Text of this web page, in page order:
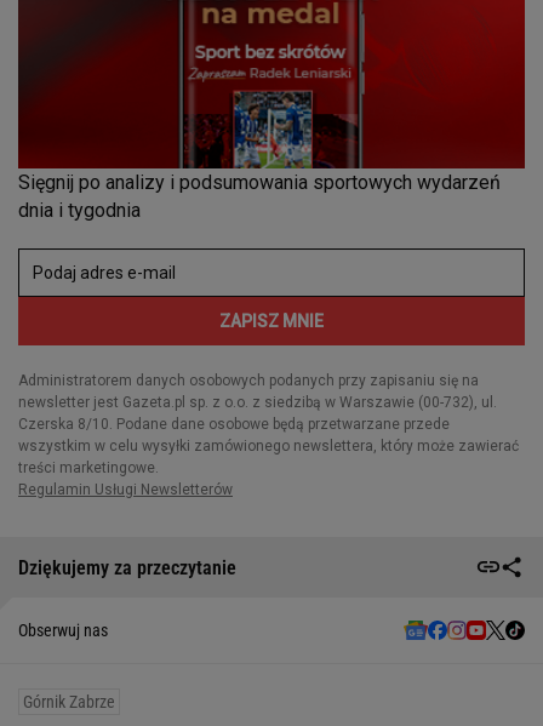
Dziękujemy za przeczytanie
Obserwuj nas
Górnik Zabrze